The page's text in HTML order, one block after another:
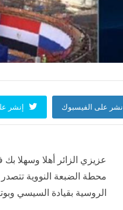
إنشر على الفيسبوك إنشر
عزيزي الزائر أهلا وسهلا
محطة الضبعة النووية
الروسية بقيادة السيسي